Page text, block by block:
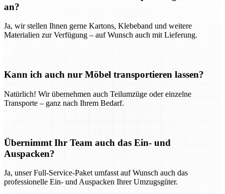
an?
Ja, wir stellen Ihnen gerne Kartons, Klebeband und weitere
Materialien zur Verfügung – auf Wunsch auch mit Lieferung.
Kann ich auch nur Möbel transportieren lassen?
Natürlich! Wir übernehmen auch Teilumzüge oder einzelne
Transporte – ganz nach Ihrem Bedarf.
Übernimmt Ihr Team auch das Ein- und
Auspacken?
Ja, unser Full-Service-Paket umfasst auf Wunsch auch das
professionelle Ein- und Auspacken Ihrer Umzugsgüter.